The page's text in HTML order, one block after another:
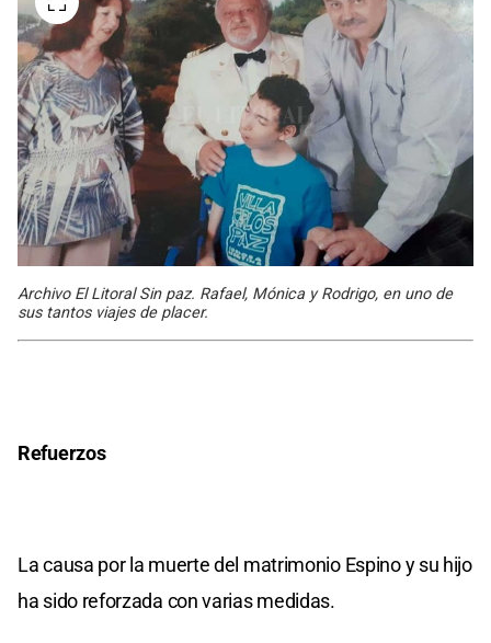
Archivo El Litoral Sin paz. Rafael, Mónica y Rodrigo, en uno de
sus tantos viajes de placer.
Refuerzos
La causa por la muerte del matrimonio Espino y su hijo
ha sido reforzada con varias medidas.